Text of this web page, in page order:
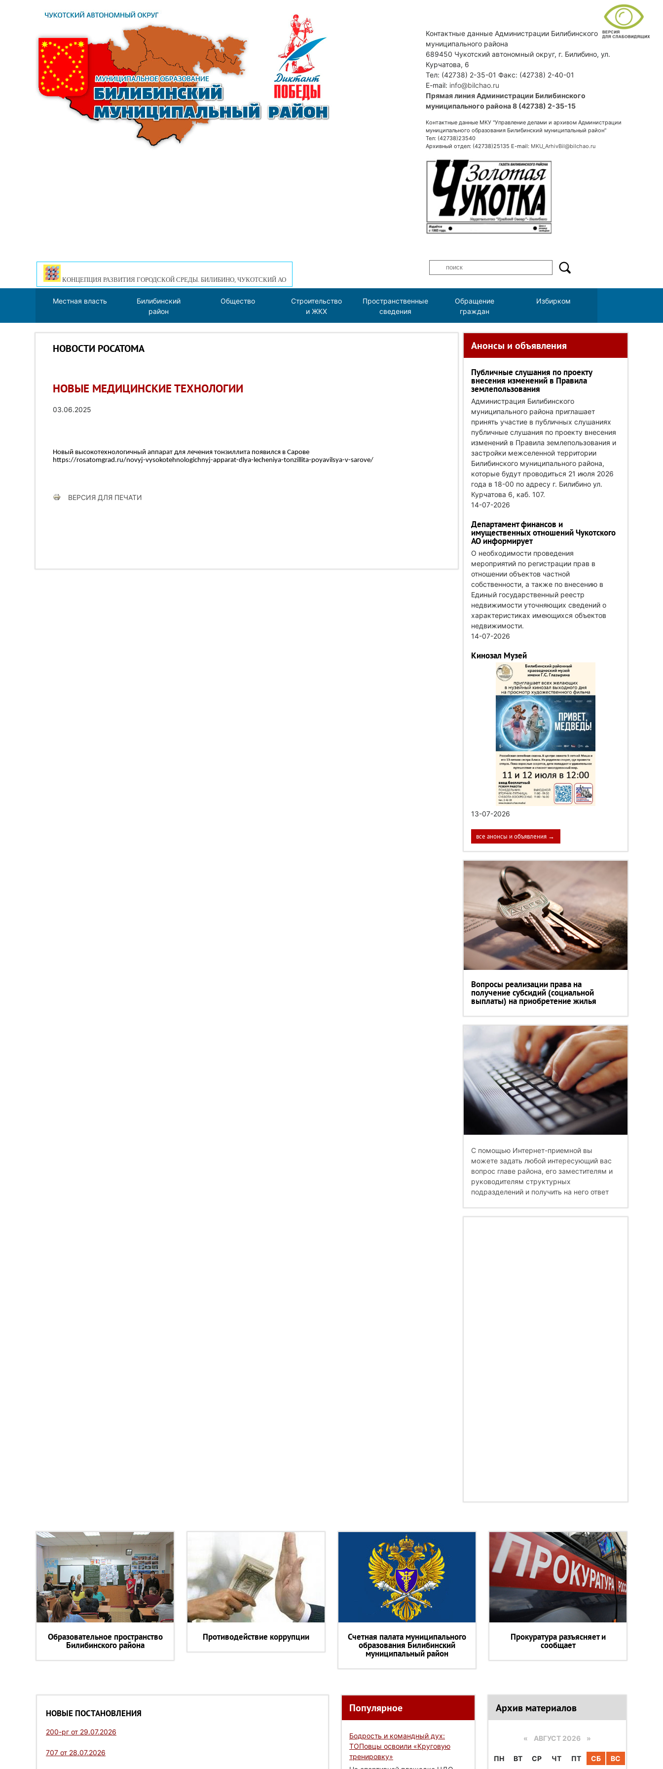
Контактные данные Администрации Билибинского
муниципального района
689450 Чукотский автономный округ, г. Билибино, ул.
Курчатова, 6
Тел: (42738) 2-35-01 Факс: (42738) 2-40-01
E-mail: info@bilchao.ru
Прямая линия Администрации Билибинского
муниципального района 8 (42738) 2-35-15
Контактные данные МКУ "Управление делами и архивом Администрации
муниципального образования Билибинский муниципальный район"
Тел: (42738)23540
Архивный отдел: (42738)25135 E-mail: MKU_ArhivBil@bilchao.ru
КОНЦЕПЦИЯ РАЗВИТИЯ ГОРОДСКОЙ СРЕДЫ. БИЛИБИНО, ЧУКОТСКИЙ АО
Местная власть
Билибинский
район
Общество
Строительство
и ЖКХ
Пространственные
сведения
Обращение
граждан
Избирком
НОВОСТИ РОСАТОМА
НОВЫЕ МЕДИЦИНСКИЕ ТЕХНОЛОГИИ
03.06.2025
Новый высокотехнологичный аппарат для лечения тонзиллита появился в Сарове
https://rosatomgrad.ru/novyj-vysokotehnologichnyj-apparat-dlya-lecheniya-tonzillita-poyavilsya-v-sarove/
ВЕРСИЯ ДЛЯ ПЕЧАТИ
Анонсы и объявления
Публичные слушания по проекту
внесения изменений в Правила
землепользования
Администрация Билибинского
муниципального района приглашает
принять участие в публичных слушаниях
публичные слушания по проекту внесения
изменений в Правила землепользования и
застройки межселенной территории
Билибинского муниципального района,
которые будут проводиться 21 июля 2026
года в 18-00 по адресу г. Билибино ул.
Курчатова 6, каб. 107.
14-07-2026
Департамент финансов и
имущественных отношений Чукотского
АО информирует
О необходимости проведения
мероприятий по регистрации прав в
отношении объектов частной
собственности, а также по внесению в
Единый государственный реестр
недвижимости уточняющих сведений о
характеристиках имеющихся объектов
недвижимости.
14-07-2026
Кинозал Музей
13-07-2026
все анонсы и объявления →
Вопросы реализации права на
получение субсидий (социальной
выплаты) на приобретение жилья
С помощью Интернет-приемной вы
можете задать любой интересующий вас
вопрос главе района, его заместителям и
руководителям структурных
подразделений и получить на него ответ
Образовательное пространство
Билибинского района
Противодействие коррупции Счетная палата муниципального
образования Билибинский
муниципальный район
Прокуратура разъясняет и
сообщает
НОВЫЕ ПОСТАНОВЛЕНИЯ
200-рг от 29.07.2026
707 от 28.07.2026
Популярное
Бодрость и командный дух:
ТОПовцы освоили «Круговую
тренировку»
Архив материалов
« АВГУСТ 2026 »
ПН ВТ СР ЧТ ПТ СБ ВС